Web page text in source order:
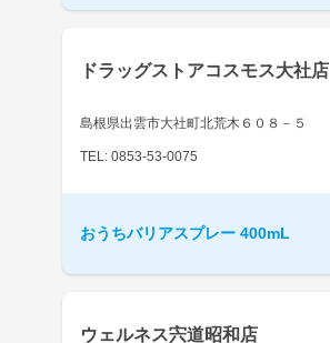
ドラッグストアコスモス大社店
島根県出雲市大社町北荒木６０８－５
TEL: 0853-53-0075
おうちバリアスプレー 400mL
ウェルネス宍道昭和店